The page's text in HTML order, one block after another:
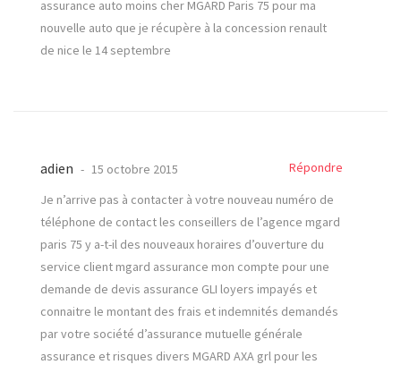
assurance auto moins cher MGARD Paris 75 pour ma
nouvelle auto que je récupère à la concession renault
de nice le 14 septembre
adien 15 octobre 2015
Répondre
Je n’arrive pas à contacter à votre nouveau numéro de
téléphone de contact les conseillers de l’agence mgard
paris 75 y a-t-il des nouveaux horaires d’ouverture du
service client mgard assurance mon compte pour une
demande de devis assurance GLI loyers impayés et
connaitre le montant des frais et indemnités demandés
par votre société d’assurance mutuelle générale
assurance et risques divers MGARD AXA grl pour les